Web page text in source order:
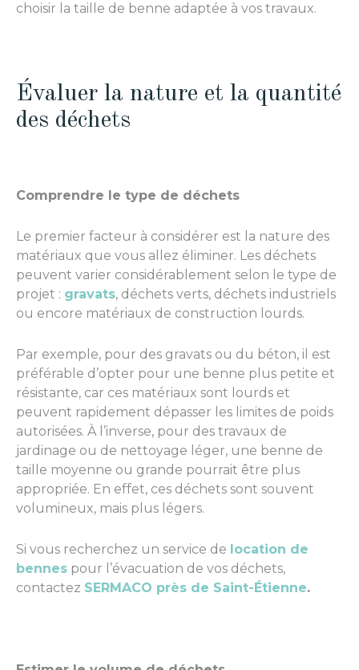
choisir la taille de benne adaptée à vos travaux.
Évaluer la nature et la quantité
des déchets
Comprendre le type de déchets
Le premier facteur à considérer est la nature des
matériaux que vous allez éliminer. Les déchets
peuvent varier considérablement selon le type de
projet : gravats, déchets verts, déchets industriels
ou encore matériaux de construction lourds.
Par exemple, pour des gravats ou du béton, il est
préférable d’opter pour une benne plus petite et
résistante, car ces matériaux sont lourds et
peuvent rapidement dépasser les limites de poids
autorisées. À l’inverse, pour des travaux de
jardinage ou de nettoyage léger, une benne de
taille moyenne ou grande pourrait être plus
appropriée. En effet, ces déchets sont souvent
volumineux, mais plus légers.
Si vous recherchez un service de location de
bennes pour l’évacuation de vos déchets,
contactez SERMACO près de Saint-Étienne.